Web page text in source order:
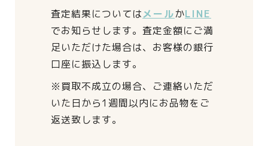
査定結果についてはメールかLINE
でお知らせします。 査定金額にご満
足いただけた場合は、 お客様の銀行
口座に振込します。
※買取不成立の場合、 ご連絡いただ
いた日から1週間以内にお品物をご
返送致します。